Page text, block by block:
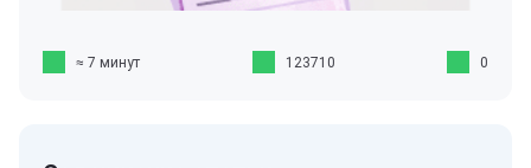
≈ 7 минут 123710 0